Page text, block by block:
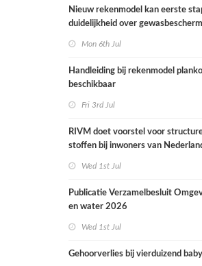
Nieuw rekenmodel kan eerste
duidelijkheid over
Mon 6th Jul
Handleiding bij rekenmodel
beschikbaar
Fri 3rd Jul
RIVM doet voorstel voor
stoffen bij inwoners van
Wed 1st Jul
Publicatie Verzamelbesluit
en water 2026
Wed 1st Jul
Gehoorverlies bij vierduizend